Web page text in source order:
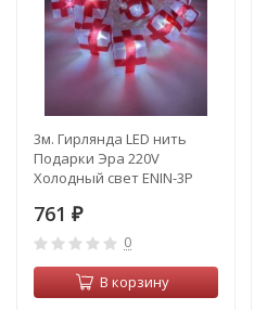
3м. Гирлянда LED нить
Подарки Эра 220V
Холодный свет ENIN-3P
761 ₽
0
В корзину